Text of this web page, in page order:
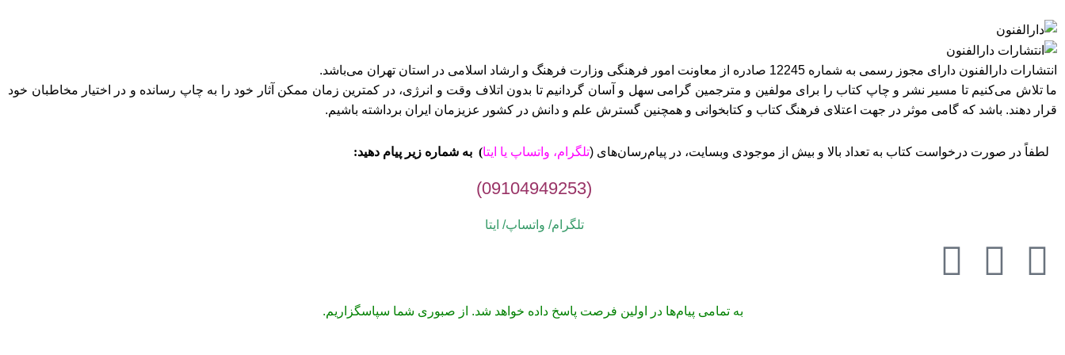
انتشارات دارالفنون دارای مجوز رسمی به شماره 12245 صادره از معاونت امور فرهنگی وزارت فرهنگ و ارشاد اسلامی در استان تهران می‌باشد.
ما تلاش می‌کنیم تا مسیر نشر و چاپ کتاب را برای مولفین و مترجمین گرامی سهل و آسان گردانیم تا بدون اتلاف وقت و انرژی، در کمترین زمان ممکن آثار خود را به چاپ رسانده و در اختیار مخاطبان خود
قرار دهند. باشد که گامی موثر در جهت اعتلای فرهنگ کتاب و کتابخوانی و همچنین گسترش علم و دانش در کشور عزیزمان ایران برداشته باشیم.
لطفاً در صورت درخواست کتاب به تعداد بالا و بیش از موجودی وبسایت، در پیام‌رسان‌های (تلگرام، واتساپ یا ایتا) به شماره زیر پیام دهید:
(09104949253)
تلگرام/ واتساپ/ ایتا
به تمامی پیام‌ها در اولین فرصت پاسخ داده خواهد شد. از صبوری شما سپاسگزاریم.